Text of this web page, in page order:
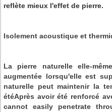
reflète mieux l'effet de pierre.
Isolement acoustique et
La pierre naturelle elle-
augmentée lorsqu'elle est
naturelle peut maintenir la
étéAprès avoir été renforcé
cannot easily penetrate